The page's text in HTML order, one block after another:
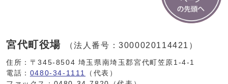
宮代町役場 （法人番号：3000020114421）
住所：〒345-8504 埼玉県南埼玉郡宮代町笠原1-4-1
電話： 0480-34-1111
（代表）